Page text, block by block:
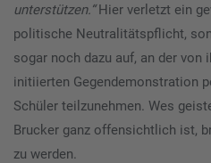
unterstützen.“Hier verletzt ein
politische Neutralitätspflicht,
sogar noch dazu auf, an der von
initiierten Gegendemonstration
Schüler teilzunehmen. Wes
Brucker ganz offensichtlich ist,
zu werden.